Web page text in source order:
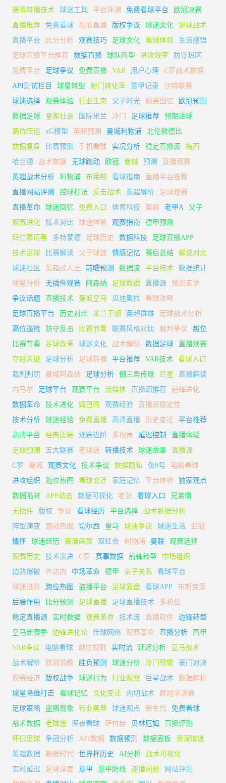
赛事转播技术
球迷工具 平台评测 免费看球平台
欧冠决赛
直播推荐
免费看球 高清直播 版权争议 球迷文化
足球战术
直播平台
比分分析 观赛技巧 足球文化 看球体验
生活感悟
足球直播平台推荐
数据直播 球队阵型 进攻效率
防守热区
免费平台
足球争议 免费直播 VAR 用户心理
C罗战术数据
API测试栏目
球星转型 射门转化率 意甲记录
沙特联赛
球迷选择
观赛体验 行业生态 父子时光 观赛回忆
欧冠预测
数据足球
皇家社会 国际米兰 冷门 足球推荐
预期进球
高位压迫
xG模型 英超预测 曼城利物浦
北伦敦德比
数据复盘
比赛预测 手机看球 实况分析 稳定直播源
梅西
哈兰德
战术数据 无球跑动 欧冠 曼城 预测
直播观赛
英超战术分析
利物浦 布莱顿 看球指南
直播平台推荐
直播网站评测
控球打法 反击战术 英超解析
足球观赛
直播革命
球迷回忆 免费入口 体育科技 英超 老甲A
父子
观赛进化
技术对比 球迷体验 观赛指南
德甲预测
拜仁慕尼黑
多特蒙德 足球历史 数据科技
足球直播APP
技术足球
比赛解读 父子球迷 情感记忆 赛后总结
解说对比
球迷社区
英超过人王 前瞻预测 数据流 平台技术
数据统计
球星分析
无插件观赛 阿森纳 足球数据 直播源
预测玄学
争议话题
直播技术 曼城皇马 瓜迪奥拉
看球攻略
足球直播平台
历史对比 米兰王朝 英超群雄
足球战术分析
高位逼抢
防守反击 比赛节奏 联赛风格对比 裁判争议
越位
比赛节奏
足球改革 球迷文化 战术解析 数据足球
直播观赛
夺冠关键
足球分析 足球转播 平台推荐 VAR技术
看球入口
裁判判罚
曼城阿森纳 足球分析 倒三角传球 巨星
直播解读
内马尔
足球平台 观赛平台 流媒体 直播源推荐
前锋进化
数据革命
技术进化 姆巴佩 观赛经验
直播源稳定性
技术分析
球迷经验 免费直播 高清直播 历史变迁
平台推荐
高清平台
经典比赛 观赛进阶 多视角 延迟控制
直播体验
足球预测
五大联赛 老球迷 转播技术 球迷故事
直播源
C罗
曼城 观赛文化 技术争议 数据隐私 伪9号
电脑看球
进攻组织
跑位热图 看球变迁 家庭记忆 平台体验
独家观点
数据陷阱
APP动态 数据可视化 老张 看球入口
兄弟情
无插件
版权 争议 看球经历 平台选择
战术数据分析
阵型演变
跑动热图 切尔西 皇马 球迷争议 球迷生活
亚冠
情怀
球迷经历 高清画质 双红会 利物浦 曼联
观赛选择
观赛历史
技术演进 C罗 赛事数据 前锋转型
中场组织
边路爆破
齐达内 中场革命 德甲 亲子关系
看球平台
球迷进阶
跑位热图 盗播平台 足球复盘 看球APP
布斯克茨
后腰作用
比分预测 足球直播 足球直播技术
多机位
稳定直播源
实时数据 观赛革命 技术流 直播软件
边锋转型
皇马新赛季
边锋进化论 传球网络 观赛革命 直播分析
西甲
VAR争议
电脑看球 越位规则 实时流 延迟分析
皇马战术
战术解析
欧冠前瞻 胜负预测 球迷分析 冷门预警
豪门对决
观赛经济
版权战争 球迷行为 行业观察 巨星战术
数据解析
球星降维打击
看球记忆 文化变迁 内切战术
欧冠半决赛
足球策略
盗播现象 行业黑幕 球迷观点 新生代
免费看球
战术数据
老球迷 深夜看球 萨拉赫 贝林厄姆
直播评测
怀旧足球
争冠分析 API数据 数据预测 数据面板
资深球迷
英超数据
数据时代 世界杯历史 AI分析
战术可视化
实时延迟
足球深度 意甲 意甲防线 盗播问题
网站评测